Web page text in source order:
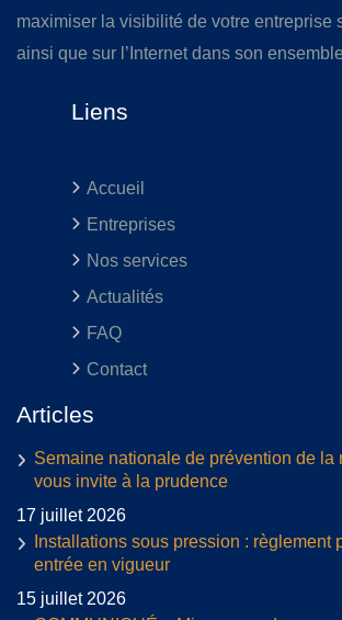
maximiser la visibilité de votre entreprise
ainsi que sur l’Internet dans son
Liens
Accueil
Entreprises
Nos services
Actualités
FAQ
Contact
Articles
Semaine nationale de prévention de la
vous invite à la prudence
17 juillet 2026
Installations sous pression : règlement
entrée en vigueur
15 juillet 2026